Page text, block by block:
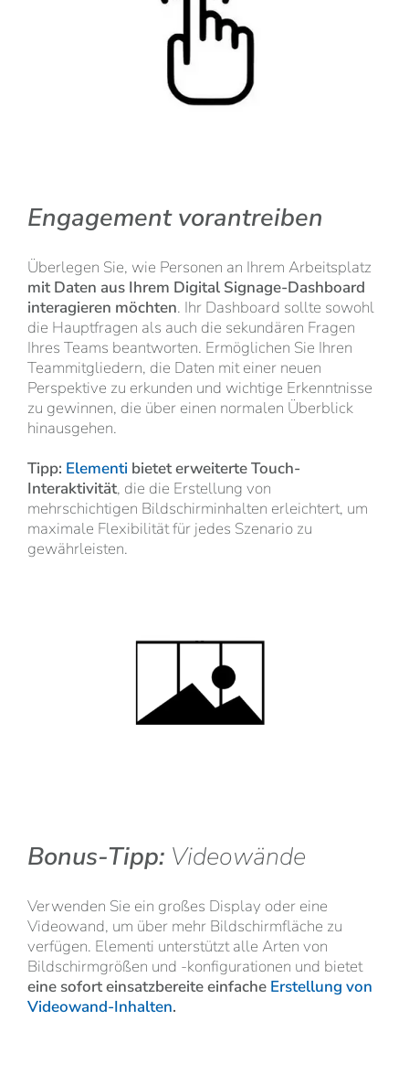
Engagement vorantreiben
Überlegen Sie, wie Personen an Ihrem Arbeitsplatz
mit Daten aus Ihrem Digital Signage-Dashboard
interagieren möchten. Ihr Dashboard sollte sowohl
die Hauptfragen als auch die sekundären Fragen
Ihres Teams beantworten. Ermöglichen Sie Ihren
Teammitgliedern, die Daten mit einer neuen
Perspektive zu erkunden und wichtige Erkenntnisse
zu gewinnen, die über einen normalen Überblick
hinausgehen.
Tipp: Elementi bietet erweiterte Touch-
Interaktivität, die die Erstellung von
mehrschichtigen Bildschirminhalten erleichtert, um
maximale Flexibilität für jedes Szenario zu
gewährleisten.
Bonus-Tipp: Videowände
Verwenden Sie ein großes Display oder eine
Videowand, um über mehr Bildschirmfläche zu
verfügen. Elementi unterstützt alle Arten von
Bildschirmgrößen und -konfigurationen und bietet
eine sofort einsatzbereite einfache Erstellung von
Videowand-Inhalten.